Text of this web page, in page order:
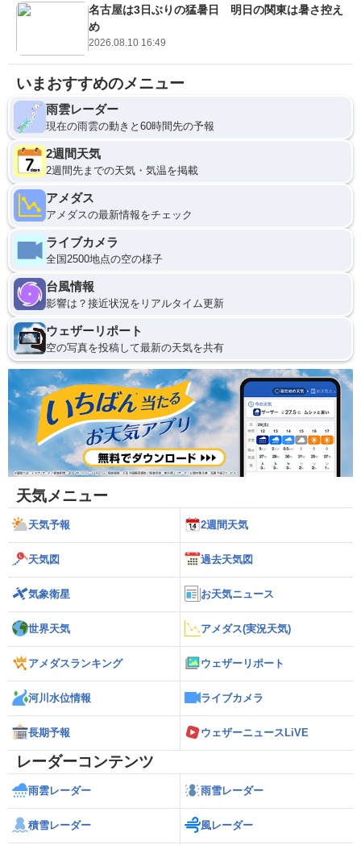
名古屋は3日ぶりの猛暑日 明日の関東は暑さ控え
め
2026.08.10 16:49
いまおすすめのメニュー
雨雲レーダー
現在の雨雲の動きと60時間先の予報
2週間天気
2週間先までの天気・気温を掲載
アメダス
アメダスの最新情報をチェック
ライブカメラ
全国2500地点の空の様子
台風情報
影響は？接近状況をリアルタイム更新
ウェザーリポート
空の写真を投稿して最新の天気を共有
天気メニュー
天気予報 2週間天気
天気図 過去天気図
気象衛星 お天気ニュース
世界天気 アメダス(実況天気)
アメダスランキング ウェザーリポート
河川水位情報 ライブカメラ
長期予報 ウェザーニュースLiVE
レーダーコンテンツ
雨雲レーダー 雨雪レーダー
積雪レーダー 風レーダー